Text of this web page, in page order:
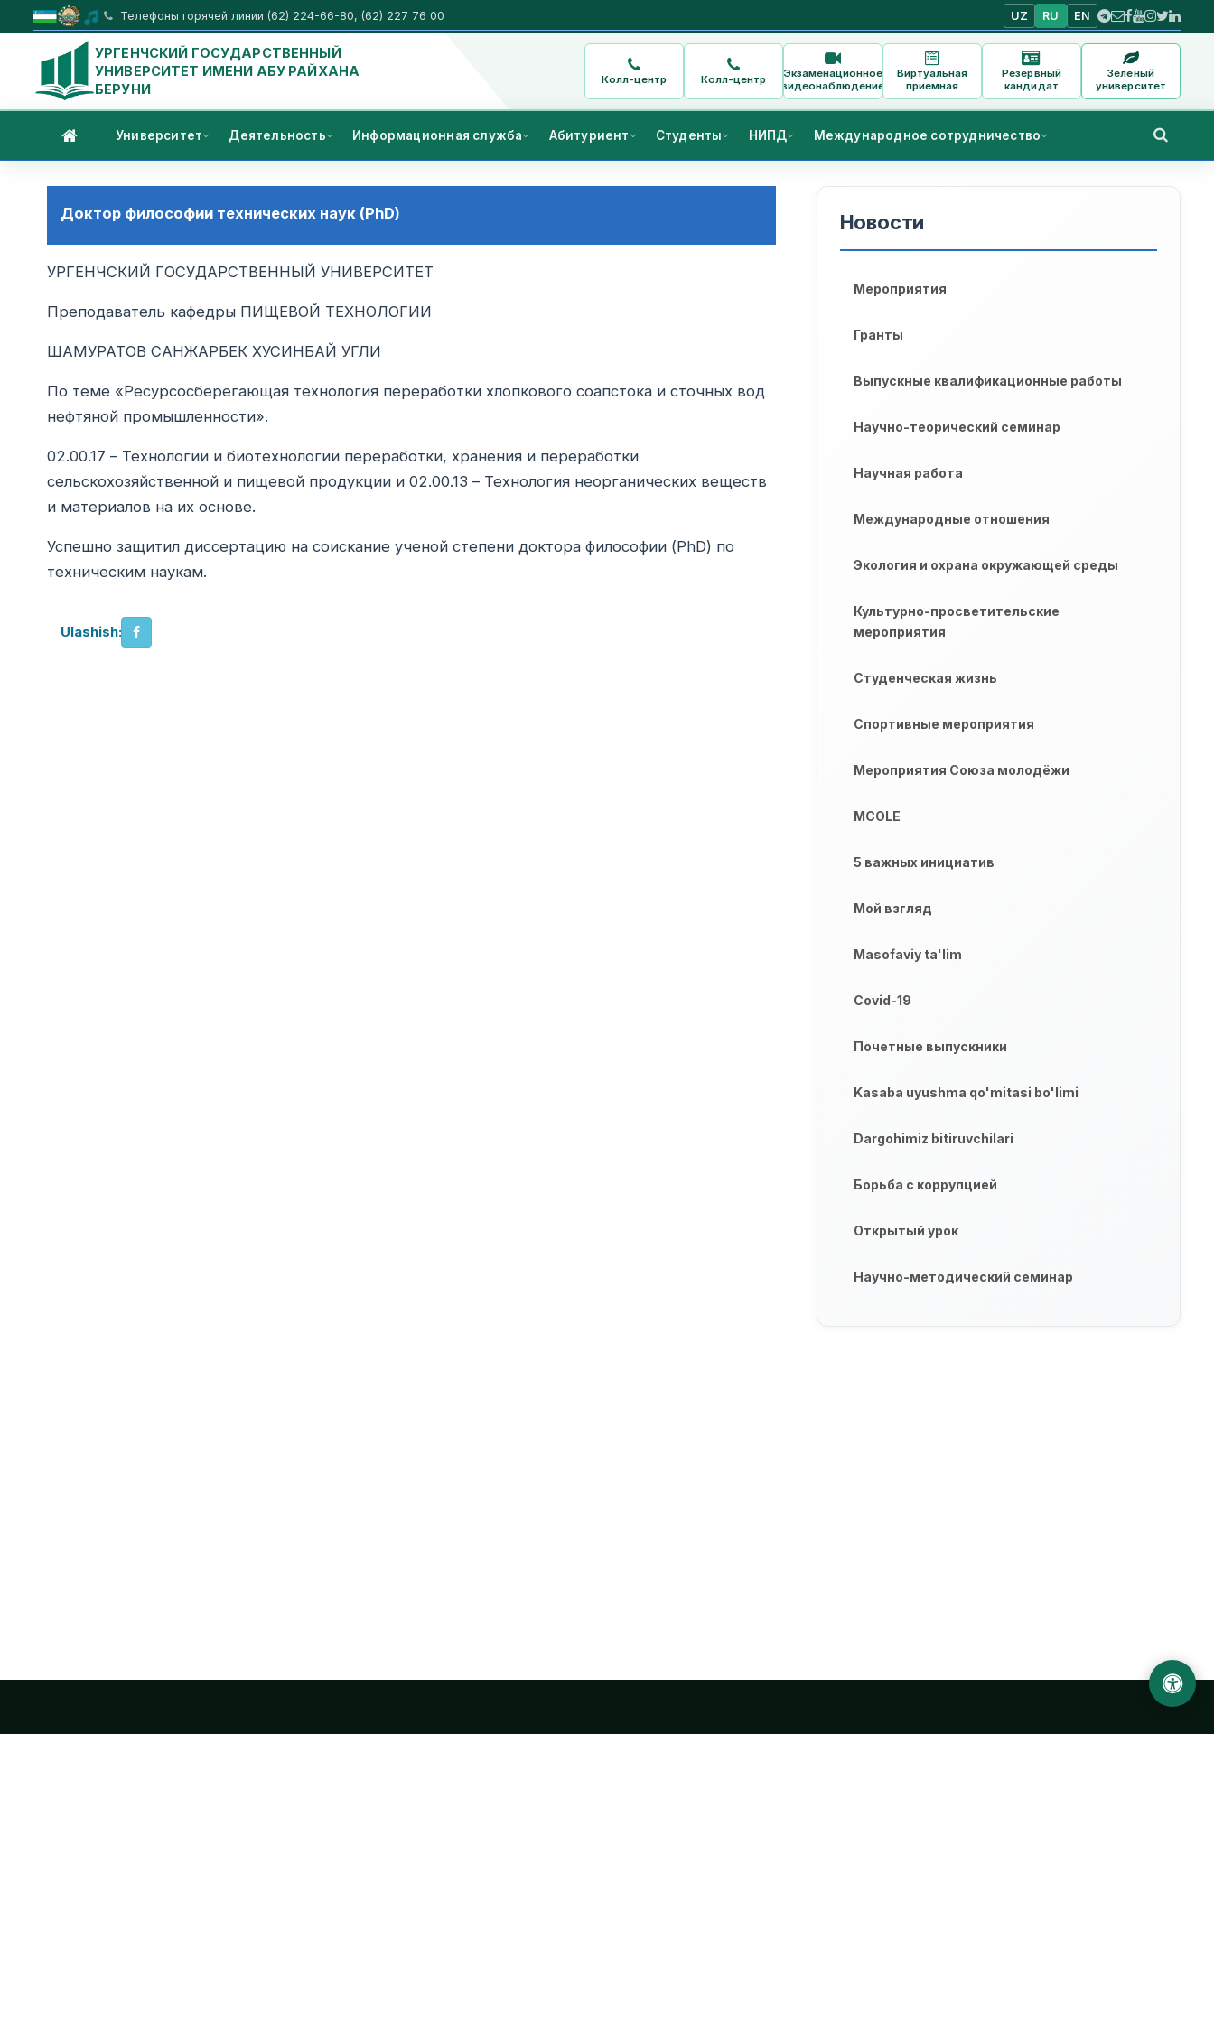
Телефоны горячей линии (62) 224-66-80, (62) 227 76 00 UZ RU EN
УРГЕНЧСКИЙ ГОСУДАРСТВЕННЫЙ
УНИВЕРСИТЕТ ИМЕНИ АБУ РАЙХАНА
БЕРУНИ
Колл-центр Колл-центр
Экзаменационное
видеонаблюдение
Виртуальная
приемная
Резервный
кандидат
Зеленый
университет
Университет Деятельность Информационная служба Абитуриент Студенты НИПД Международное сотрудничество
Доктор философии технических наук (PhD)
УРГЕНЧСКИЙ ГОСУДАРСТВЕННЫЙ УНИВЕРСИТЕТ
Преподаватель кафедры ПИЩЕВОЙ ТЕХНОЛОГИИ
ШАМУРАТОВ САНЖАРБЕК ХУСИНБАЙ УГЛИ
По теме «Ресурсосберегающая технология переработки хлопкового соапстока и сточных вод
нефтяной промышленности».
02.00.17 – Технологии и биотехнологии переработки, хранения и переработки
сельскохозяйственной и пищевой продукции и 02.00.13 – Технология неорганических веществ
и материалов на их основе.
Успешно защитил диссертацию на соискание ученой степени доктора философии (PhD) по
техническим наукам.
Ulashish:
Новости
Мероприятия
Гранты
Выпускные квалификационные работы
Научно-теорический семинар
Научная работа
Международные отношения
Экология и охрана окружающей среды
Культурно-просветительские
мероприятия
Студенческая жизнь
Спортивные мероприятия
Мероприятия Союза молодёжи
MCOLE
5 важных инициатив
Мой взгляд
Masofaviy ta'lim
Covid-19
Почетные выпускники
Kasaba uyushma qo'mitasi bo'limi
Dargohimiz bitiruvchilari
Борьба с коррупцией
Открытый урок
Научно-методический семинар